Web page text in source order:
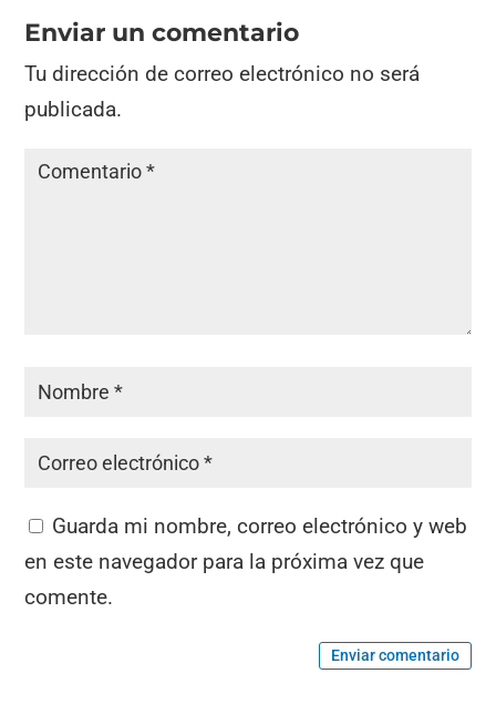
Enviar un comentario
Tu dirección de correo electrónico no será
publicada.
Guarda mi nombre, correo electrónico y web
en este navegador para la próxima vez que
comente.
Enviar comentario